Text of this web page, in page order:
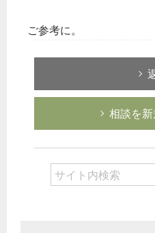
ご参考に。
相談を